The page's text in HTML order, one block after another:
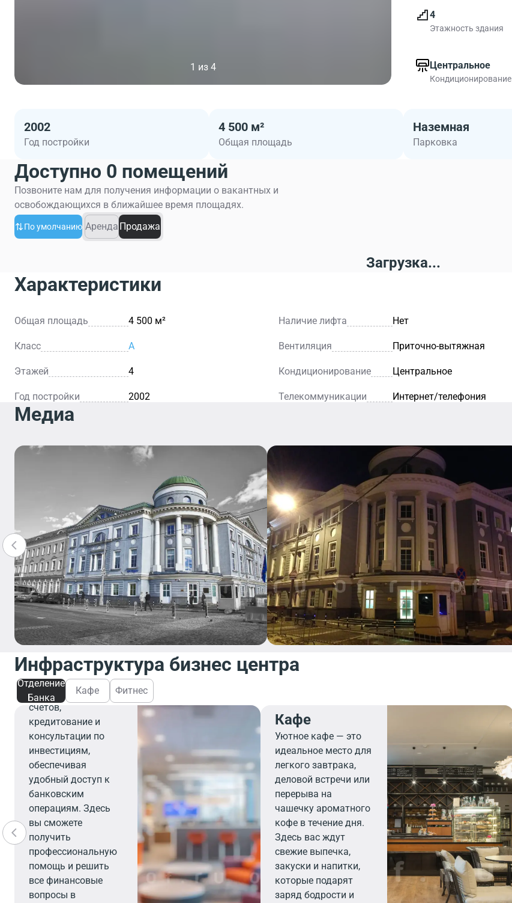
1 из 4
4
Этажность здания
Центральное
Кондиционирование
2002
Год постройки
4 500 м²
Общая площадь
Наземная
Парковка
Доступно 0 помещений
Позвоните нам для получения информации о вакантных и
освобождающихся в ближайшее время площадях.
По умолчанию Аренда Продажа
Загрузка...
Характеристики
Общая площадь 4 500 м² Наличие лифта Нет
Класс A Вентиляция Приточно-вытяжная
Этажей 4 Кондиционирование Центральное
Год постройки 2002 Телекоммуникации Интернет/телефония
Медиа
Инфраструктура бизнес центра
Отделение
Банка
Кафе Фитнес
Отделение
Банка
Отделение банка
широкий спектр
финансовых услуг,
включая открытие
счетов,
кредитование и
консультации по
инвестициям,
обеспечивая
удобный доступ к
банковским
операциям. Здесь
вы сможете
получить
профессиональную
помощь и решить
все финансовые
вопросы в
Кафе
Уютное кафе — это
идеальное место для
легкого завтрака,
деловой встречи или
перерыва на
чашечку ароматного
кофе в течение дня.
Здесь вас ждут
свежие выпечка,
закуски и напитки,
которые подарят
заряд бодрости и